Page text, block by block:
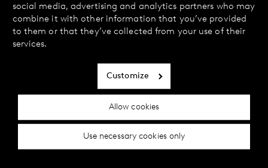
social media, advertising and analytics partners who may
combine it with other information that you’ve provided
to them or that they’ve collected from your use of their
services.
Allow cookies
Customize
Use necessary cookies only
Personvernerklæring
Bytte og retur
Informasjonskapsler
Cookie-innstillinger